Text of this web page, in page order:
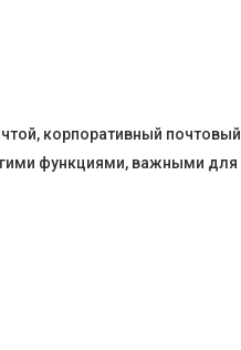
корпоративный почтовый
функциями, важными для